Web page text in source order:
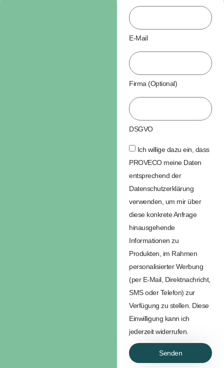
E-Mail
Firma (Optional)
DSGVO
Ich willige dazu ein, dass
PROVECO meine Daten
entsprechend der
Datenschutzerklärung
verwenden, um mir über
diese konkrete Anfrage
hinausgehende
Informationen zu
Produkten, im Rahmen
personalisierter Werbung
(per E-Mail, Direktnachricht,
SMS oder Telefon) zur
Verfügung zu stellen. Diese
Einwilligung kann ich
jederzeit widerrufen.
Senden